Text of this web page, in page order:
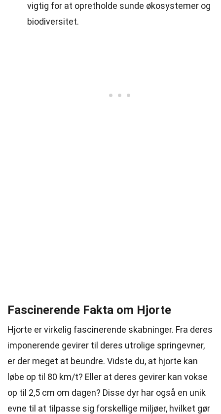
vigtig for at opretholde sunde økosystemer og
biodiversitet.
Fascinerende Fakta om Hjorte
Hjorte er virkelig fascinerende skabninger. Fra deres
imponerende gevirer til deres utrolige springevner,
er der meget at beundre. Vidste du, at hjorte kan
løbe op til 80 km/t? Eller at deres gevirer kan vokse
op til 2,5 cm om dagen? Disse dyr har også en unik
evne til at tilpasse sig forskellige miljøer, hvilket gør